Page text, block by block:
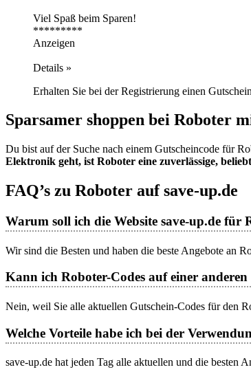
Viel Spaß beim Sparen!
*********
Anzeigen
Details »
Erhalten Sie bei der Registrierung einen
Sparsamer shoppen bei Roboter
Du bist auf der Suche nach einem Gutscheincode für
Elektronik geht, ist Roboter eine zuverlässige,
FAQ’s zu Roboter auf save-up.de
Warum soll ich die Website save-up.de für
Wir sind die Besten und haben die beste Angebote an
Kann ich Roboter-Codes auf einer
Nein, weil Sie alle aktuellen Gutschein-Codes für den
Welche Vorteile habe ich bei der
save-up.de hat jeden Tag alle aktuellen und die besten